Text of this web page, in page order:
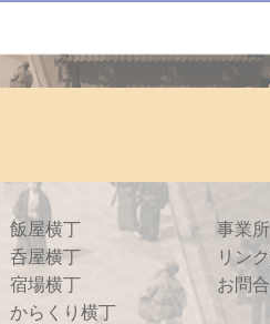
飯屋横丁
呑屋横丁
宿場横丁
からくり横丁
事業
リン
お問